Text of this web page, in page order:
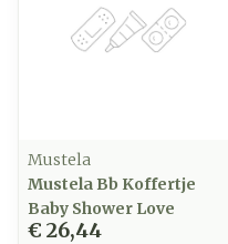
Mustela
Mustela Bb Koffertje
Baby Shower Love
€ 26,44